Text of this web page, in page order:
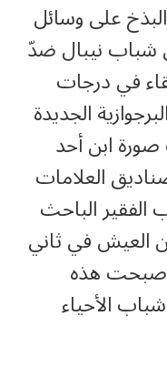
على وسائل
شباب نيبال ضدّ
في درجات
الجديدة
صورة ابن أحد
العلامات
الفقير الباحث
في ثاني
هذه
الأحياء